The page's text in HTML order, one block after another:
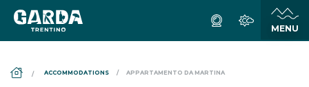
ACCOMMODATIONS APPARTAMENTO DA MARTINA